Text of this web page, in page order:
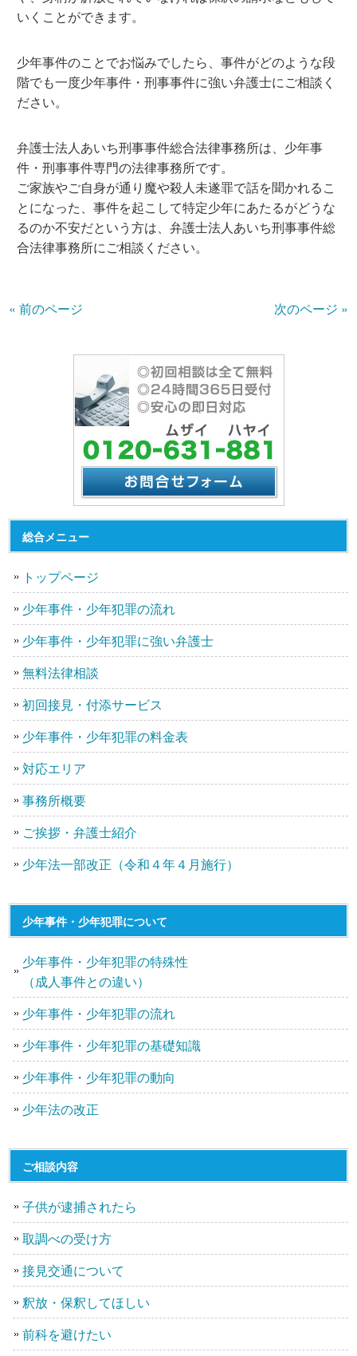
いくことができます。
少年事件のことでお悩みでしたら、事件がどのような段
階でも一度少年事件・刑事事件に強い弁護士にご相談く
ださい。
弁護士法人あいち刑事事件総合法律事務所は、少年事
件・刑事事件専門の法律事務所です。
ご家族やご自身が通り魔や殺人未遂罪で話を聞かれるこ
とになった、事件を起こして特定少年にあたるがどうな
るのか不安だという方は、弁護士法人あいち刑事事件総
合法律事務所にご相談ください。
« 前のページ 次のページ »
総合メニュー
トップページ
少年事件・少年犯罪の流れ
少年事件・少年犯罪に強い弁護士
無料法律相談
初回接見・付添サービス
少年事件・少年犯罪の料金表
対応エリア
事務所概要
ご挨拶・弁護士紹介
少年法一部改正（令和４年４月施行）
少年事件・少年犯罪について
少年事件・少年犯罪の特殊性
（成人事件との違い）
少年事件・少年犯罪の流れ
少年事件・少年犯罪の基礎知識
少年事件・少年犯罪の動向
少年法の改正
ご相談内容
子供が逮捕されたら
取調べの受け方
接見交通について
釈放・保釈してほしい
前科を避けたい